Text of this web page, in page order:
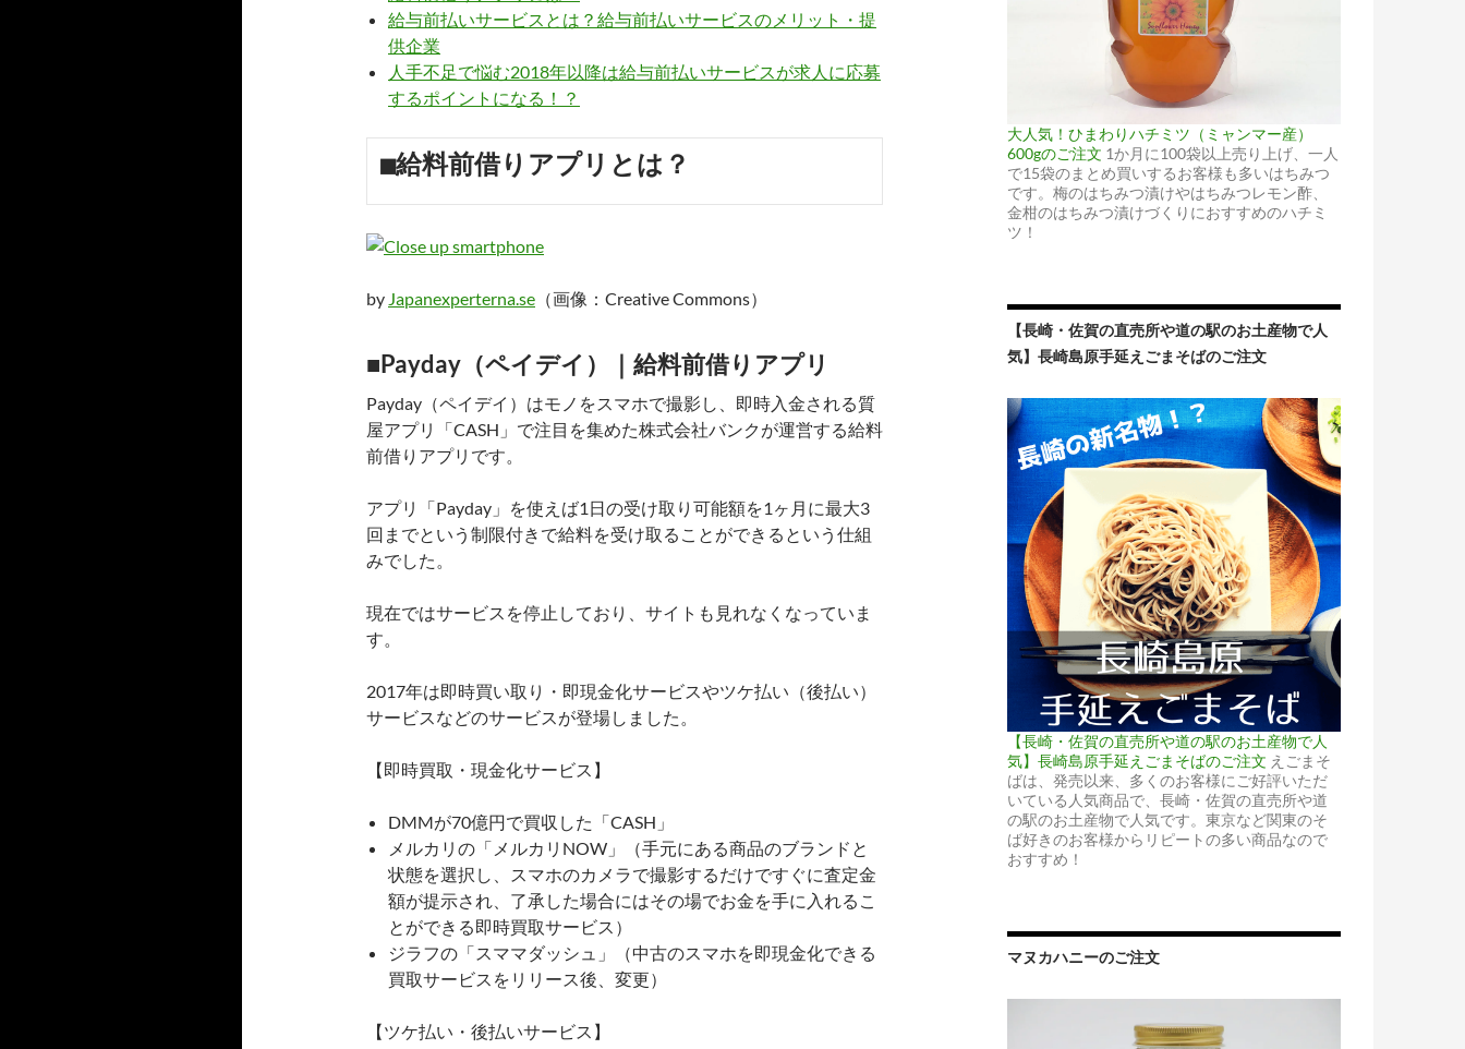
給与前払いサービスとは？給与前払いサービスのメリット・提
供企業
人手不足で悩む2018年以降は給与前払いサービスが求人に応募
するポイントになる！？
■給料前借りアプリとは？
by Japanexperterna.se （画像：Creative Commons）
■Payday（ペイデイ）｜給料前借りアプリ
Payday（ペイデイ）はモノをスマホで撮影し、即時入金される質
屋アプリ「CASH」で注目を集めた株式会社バンクが運営する給料
前借りアプリです。
アプリ「Payday」を使えば1日の受け取り可能額を1ヶ月に最大3
回までという制限付きで給料を受け取ることができるという仕組
みでした。
現在ではサービスを停止しており、サイトも見れなくなっていま
す。
2017年は即時買い取り・即現金化サービスやツケ払い（後払い）
サービスなどのサービスが登場しました。
【即時買取・現金化サービス】
DMMが70億円で買収した「CASH」
メルカリの「メルカリNOW」（手元にある商品のブランドと
状態を選択し、スマホのカメラで撮影するだけですぐに査定金
額が提示され、了承した場合にはその場でお金を手に入れるこ
とができる即時買取サービス）
ジラフの「スママダッシュ」（中古のスマホを即現金化できる
買取サービスをリリース後、変更）
【ツケ払い・後払いサービス】
大人気！ひまわりハチミツ（ミャンマー産）
600gのご注文 1か月に100袋以上売り上げ、一人
で15袋のまとめ買いするお客様も多いはちみつ
です。梅のはちみつ漬けやはちみつレモン酢、
金柑のはちみつ漬けづくりにおすすめのハチミ
ツ！
【長崎・佐賀の直売所や道の駅のお土産物で人
気】長崎島原手延えごまそばのご注文
【長崎・佐賀の直売所や道の駅のお土産物で人
気】長崎島原手延えごまそばのご注文 えごまそ
ばは、発売以来、多くのお客様にご好評いただ
いている人気商品で、長崎・佐賀の直売所や道
の駅のお土産物で人気です。東京など関東のそ
ば好きのお客様からリピートの多い商品なので
おすすめ！
マヌカハニーのご注文